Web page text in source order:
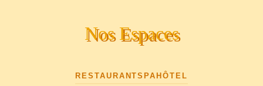
Nos Espaces
RESTAURANTSPA HÔTEL